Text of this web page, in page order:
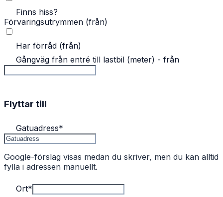
Finns hiss?
Förvaringsutrymmen (från)
Har förråd (från)
Gångväg från entré till lastbil (meter) - från
Flyttar till
Gatuadress*
Google-förslag visas medan du skriver, men du kan alltid
fylla i adressen manuellt.
Ort*